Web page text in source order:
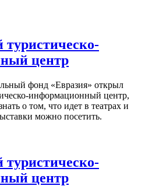
туристическо-
центр
фонд «Евразия» открыл
информационный центр,
о том, что идет в театрах и
можно посетить.
туристическо-
центр